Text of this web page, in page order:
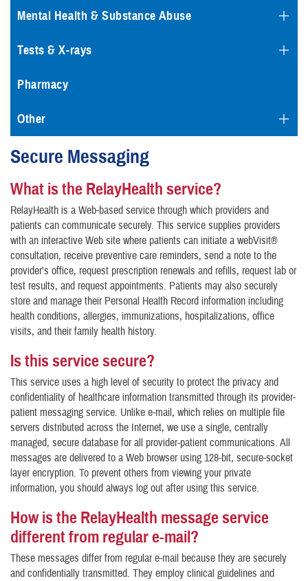
Mental Health & Substance Abuse
Tests & X-rays
Pharmacy
Other
Secure Messaging
What is the RelayHealth service?
RelayHealth is a Web-based service through which providers and
patients can communicate securely. This service supplies providers
with an interactive Web site where patients can initiate a webVisit®
consultation, receive preventive care reminders, send a note to the
provider's office, request prescription renewals and refills, request lab or
test results, and request appointments. Patients may also securely
store and manage their Personal Health Record information including
health conditions, allergies, immunizations, hospitalizations, office
visits, and their family health history.
Is this service secure?
This service uses a high level of security to protect the privacy and
confidentiality of healthcare information transmitted through its provider-
patient messaging service. Unlike e-mail, which relies on multiple file
servers distributed across the Internet, we use a single, centrally
managed, secure database for all provider-patient communications. All
messages are delivered to a Web browser using 128-bit, secure-socket
layer encryption. To prevent others from viewing your private
information, you should always log out after using this service.
How is the RelayHealth message service
different from regular e-mail?
These messages differ from regular e-mail because they are securely
and confidentially transmitted. They employ clinical guidelines and